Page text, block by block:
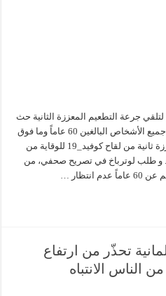
جرعة التطعيم المعززة الثانية حث
وزير الصحة الألماني “كارل لوترباخ” جميع الأشخاص البالغين 60 عاماً وما فوق
على ضرورة الحصول على جرعة معززة ثانية من لقاح كوفيد_19 للوقاية من
و طلب لوترباخ في تصريح صحفي، من
…
تحذّر من ارتفاع
الناس الانتباه